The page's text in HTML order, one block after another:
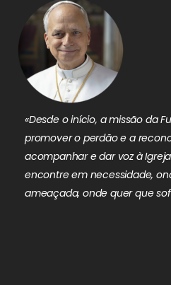
«Desde o início, a missão da
promover o perdão e a
acompanhar e dar voz à
encontre em necessidade,
ameaçada, onde quer que